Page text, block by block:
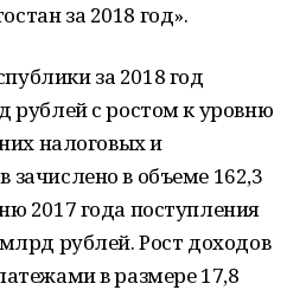
за 2018 год».
за 2018 год
рублей с ростом к уровню
налоговых и
зачислено в объеме 162,3
2017 года поступления
рублей. Рост доходов
в размере 17,8